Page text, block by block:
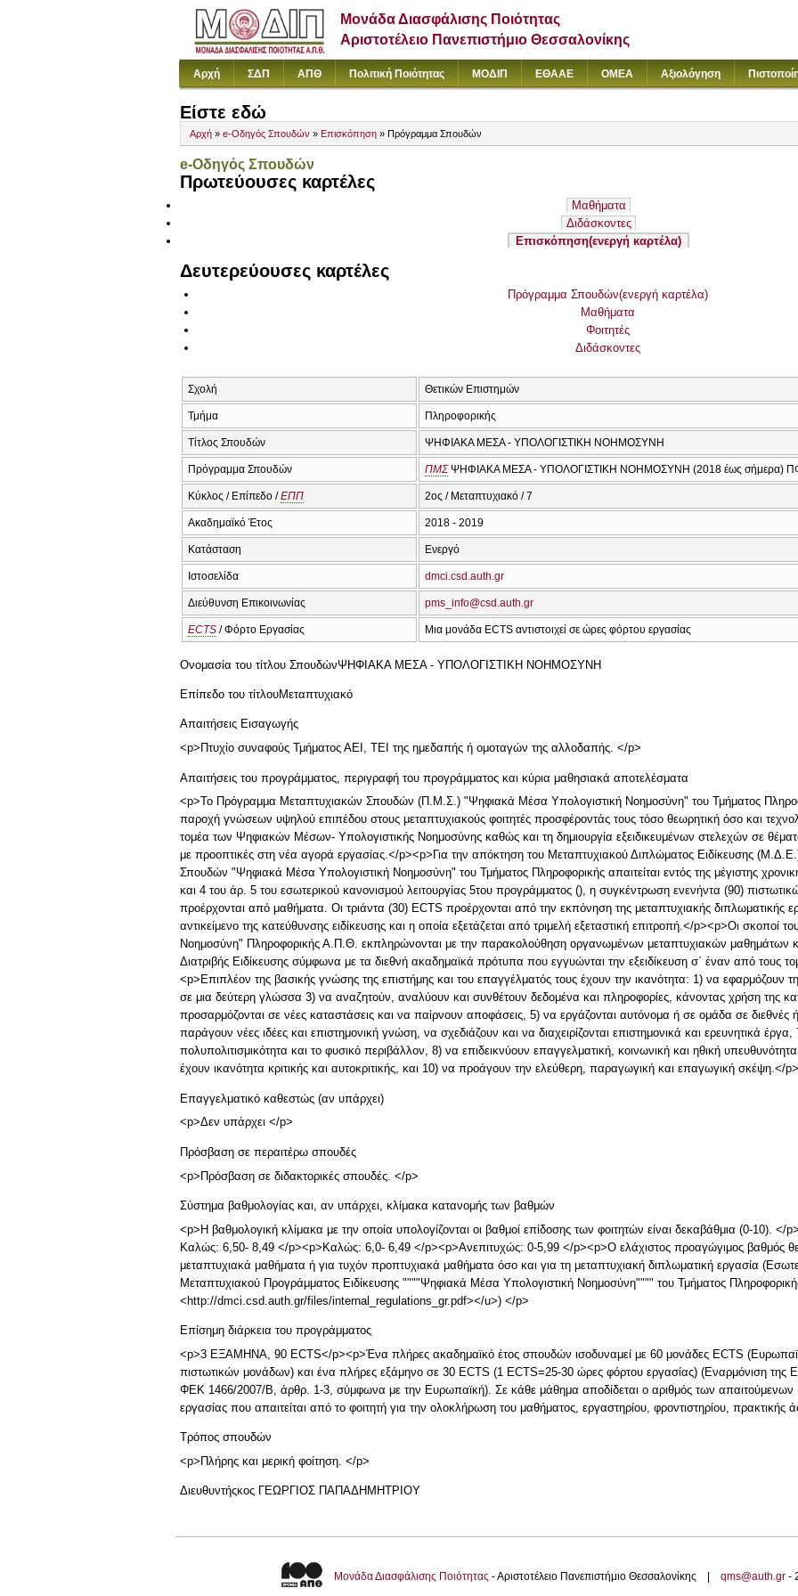
Μονάδα Διασφάλισης Ποιότητας
Αριστοτέλειο Πανεπιστήμιο Θεσσαλονίκης
Αρχή ΣΔΠ ΑΠΘ Πολιτική Ποιότητας ΜΟΔΙΠ ΕΘΑΑΕ ΟΜΕΑ Αξιολόγηση
Είστε εδώ
Αρχή » e-Οδηγός Σπουδών » Επισκόπηση » Πρόγραμμα Σπουδών
e-Οδηγός Σπουδών
Πρωτεύουσες καρτέλες
Μαθήματα
Διδάσκοντες
Επισκόπηση(ενεργή καρτέλα)
Δευτερεύουσες καρτέλες
Πρόγραμμα Σπουδών(ενεργή καρτέλα)
Μαθήματα
Φοιτητές
Διδάσκοντες
Σχολή Θετικών Επιστημών
Τμήμα Πληροφορικής
Τίτλος Σπουδών ΨΗΦΙΑΚΑ ΜΕΣΑ - ΥΠΟΛΟΓΙΣΤΙΚΗ ΝΟΗΜΟΣΥΝΗ
Πρόγραμμα Σπουδών ΠΜΣΨΗΦΙΑΚΑ ΜΕΣΑ - ΥΠΟΛΟΓΙΣΤΙΚΗ ΝΟΗΜΟΣΥΝΗ (2018 έως σήμερα)
Κύκλος / Επίπεδο /ΕΠΠ 2ος / Μεταπτυχιακό / 7
Ακαδημαϊκό Έτος 2018 - 2019
Κατάσταση Ενεργό
Ιστοσελίδα dmci.csd.auth.gr
Διεύθυνση Επικοινωνίας pms_info@csd.auth.gr
ECTS / Φόρτο Εργασίας Μια μονάδα ECTS αντιστοιχεί σε ώρες φόρτου εργασίας
Ονομασία του τίτλου ΣπουδώνΨΗΦΙΑΚΑ ΜΕΣΑ - ΥΠΟΛΟΓΙΣΤΙΚΗ ΝΟΗΜΟΣΥΝΗ
Επίπεδο του τίτλουΜεταπτυχιακό
Απαιτήσεις Εισαγωγής
<p>Πτυχίο συναφούς Τμήματος ΑΕΙ, ΤΕΙ της ημεδαπής ή ομοταγών της αλλοδαπής. </p>
Απαιτήσεις του προγράμματος, περιγραφή του προγράμματος και κύρια μαθησιακά αποτελέσματα
<p>Το Πρόγραμμα Μεταπτυχιακών Σπουδών (Π.Μ.Σ.) "Ψηφιακά Μέσα Υπολογιστική Νοημοσύνη" του Τμήματος
παροχή γνώσεων υψηλού επιπέδου στους μεταπτυχιακούς φοιτητές προσφέροντάς τους τόσο θεωρητική όσο και
τομέα των Ψηφιακών Μέσων- Υπολογιστικής Νοημοσύνης καθώς και τη δημιουργία εξειδικευμένων στελεχών σε
με προοπτικές στη νέα αγορά εργασίας.</p><p>Για την απόκτηση του Μεταπτυχιακού Διπλώματος Ειδίκευσης
Σπουδών "Ψηφιακά Μέσα Υπολογιστική Νοημοσύνη" του Τμήματος Πληροφορικής απαιτείται εντός της μέγιστης
και 4 του άρ. 5 του εσωτερικού κανονισμού λειτουργίας 5του προγράμματος (), η συγκέντρωση ενενήντα (90)
προέρχονται από μαθήματα. Οι τριάντα (30) ECTS προέρχονται από την εκπόνηση της μεταπτυχιακής διπλωματικής
αντικείμενο της κατεύθυνσης ειδίκευσης και η οποία εξετάζεται από τριμελή εξεταστική επιτροπή.</p><p>Οι
Νοημοσύνη" Πληροφορικής Α.Π.Θ. εκπληρώνονται με την παρακολούθηση οργανωμένων μεταπτυχιακών μαθημάτων
Διατριβής Ειδίκευσης σύμφωνα με τα διεθνή ακαδημαϊκά πρότυπα που εγγυώνται την εξειδίκευση σ΄ έναν από τους
<p>Επιπλέον της βασικής γνώσης της επιστήμης και του επαγγέλματός τους έχουν την ικανότητα: 1) να
σε μια δεύτερη γλώσσα 3) να αναζητούν, αναλύουν και συνθέτουν δεδομένα και πληροφορίες, κάνοντας χρήση της
προσαρμόζονται σε νέες καταστάσεις και να παίρνουν αποφάσεις, 5) να εργάζονται αυτόνομα ή σε ομάδα σε διεθνές
παράγουν νέες ιδέες και επιστημονική γνώση, να σχεδιάζουν και να διαχειρίζονται επιστημονικά και ερευνητικά
πολυπολιτισμικότητα και το φυσικό περιβάλλον, 8) να επιδεικνύουν επαγγελματική, κοινωνική και ηθική
έχουν ικανότητα κριτικής και αυτοκριτικής, και 10) να προάγουν την ελεύθερη, παραγωγική και επαγωγική σκέψη.</p>
Επαγγελματικό καθεστώς (αν υπάρχει)
<p>Δεν υπάρχει </p>
Πρόσβαση σε περαιτέρω σπουδές
<p>Πρόσβαση σε διδακτορικές σπουδές. </p>
Σύστημα βαθμολογίας και, αν υπάρχει, κλίμακα κατανομής των βαθμών
<p>Η βαθμολογική κλίμακα με την οποία υπολογίζονται οι βαθμοί επίδοσης των φοιτητών είναι δεκαβάθμια (0-10).
Καλώς: 6,50- 8,49 </p><p>Καλώς: 6,0- 6,49 </p><p>Ανεπιτυχώς: 0-5,99 </p><p>Ο ελάχιστος προαγώγιμος βαθμός
μεταπτυχιακά μαθήματα ή για τυχόν προπτυχιακά μαθήματα όσο και για τη μεταπτυχιακή διπλωματική εργασία
Μεταπτυχιακού Προγράμματος Ειδίκευσης """"Ψηφιακά Μέσα Υπολογιστική Νοημοσύνη"""" του Τμήματος
<http://dmci.csd.auth.gr/files/internal_regulations_gr.pdf></u>) </p>
Επίσημη διάρκεια του προγράμματος
<p>3 ΕΞΑΜΗΝΑ, 90 ECTS</p><p>Ένα πλήρες ακαδημαϊκό έτος σπουδών ισοδυναμεί με 60 μονάδες ECTS
πιστωτικών μονάδων) και ένα πλήρες εξάμηνο σε 30 ECTS (1 ECTS=25-30 ώρες φόρτου εργασίας) (Εναρμόνιση
ΦΕΚ 1466/2007/Β, άρθρ. 1-3, σύμφωνα με την Ευρωπαϊκή). Σε κάθε μάθημα αποδίδεται ο αριθμός των απαιτούμενων
εργασίας που απαιτείται από το φοιτητή για την ολοκλήρωση του μαθήματος, εργαστηρίου, φροντιστηρίου,
Τρόπος σπουδών
<p>Πλήρης και μερική φοίτηση. </p>
Διευθυντήςκος ΓΕΩΡΓΙΟΣ ΠΑΠΑΔΗΜΗΤΡΙΟΥ
Μονάδα Διασφάλισης Ποιότητας - Αριστοτέλειο Πανεπιστήμιο Θεσσαλονίκης | qms@auth.gr -